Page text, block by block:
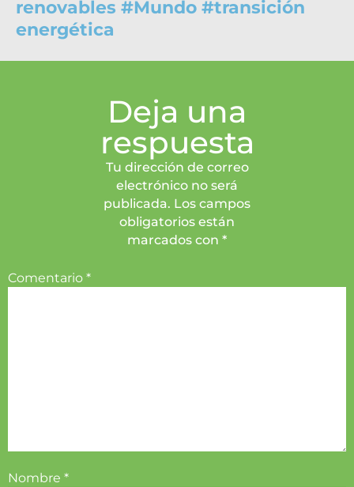
renovables #Mundo #transición
energética
Deja una
respuesta
Tu dirección de correo
electrónico no será
publicada. Los campos
obligatorios están
marcados con *
Comentario *
Nombre *